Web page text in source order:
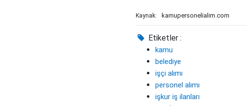
Kaynak: kamupersonelialim.com
Etiketler :
kamu
belediye
işçi alımı
personel alımı
işkur iş ilanları